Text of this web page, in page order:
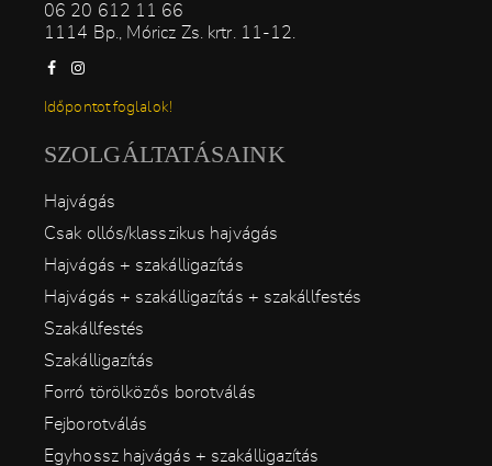
06 20 612 11 66
1114 Bp., Móricz Zs. krtr. 11-12.
Időpontot foglalok!
SZOLGÁLTATÁSAINK
Hajvágás
Csak ollós/klasszikus hajvágás
Hajvágás + szakálligazítás
Hajvágás + szakálligazítás + szakállfestés
Szakállfestés
Szakálligazítás
Forró törölközős borotválás
Fejborotválás
Egyhossz hajvágás + szakálligazítás